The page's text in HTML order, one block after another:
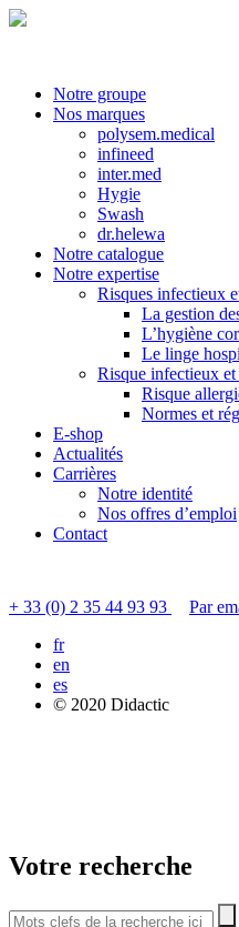
Notre groupe
Nos marques
polysem.medical
infineed
inter.med
Hygie
Swash
dr.helewa
Notre catalogue
Notre expertise
Risques infectieux
La gestion
L’hygiène
Le linge
Risque infectieux
Risque
Normes et
E-shop
Actualités
Carrières
Notre identité
Nos offres d’emploi
Contact
+ 33 (0) 2 35 44 93 93
Par
fr
en
es
© 2020 Didactic
Votre recherche